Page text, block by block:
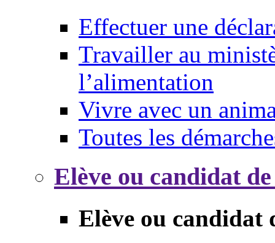
Effectuer une
Travailler au
l’alimentation
Vivre avec un
Toutes les
Elève ou candidat
Elève ou candidat